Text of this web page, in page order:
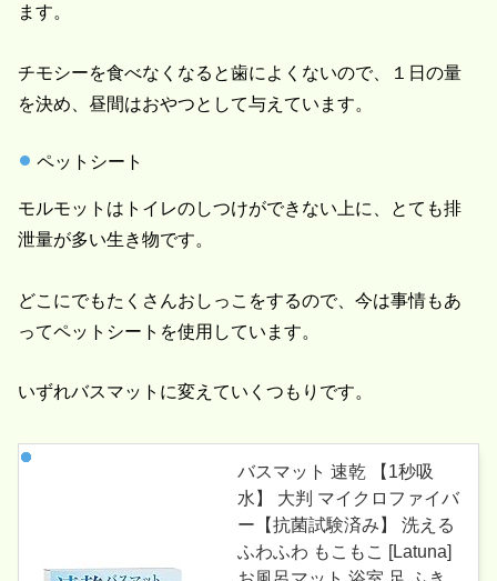
ます。
チモシーを食べなくなると歯によくないので、１日の量
を決め、昼間はおやつとして与えています。
ペットシート
モルモットはトイレのしつけができない上に、とても排
泄量が多い生き物です。
どこにでもたくさんおしっこをするので、今は事情もあ
ってペットシートを使用しています。
いずれバスマットに変えていくつもりです。
バスマット 速乾 【1秒吸
水】 大判 マイクロファイバ
ー【抗菌試験済み】 洗える
ふわふわ もこもこ [Latuna]